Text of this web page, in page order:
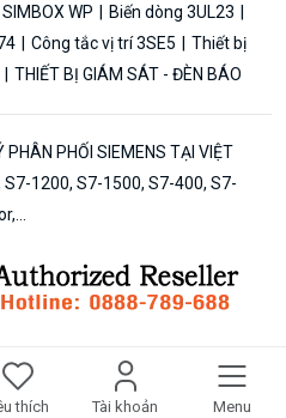
thích Tài khoản Menu
WP
Biến dòng 3UL23
Công tắc vị trí 3SE5
Thiết bị
THIẾT BỊ GIÁM SÁT - ĐÈN BÁO
PHỐI SIEMENS TẠI VIỆT
1200, S7-1500, S7-400, S7-